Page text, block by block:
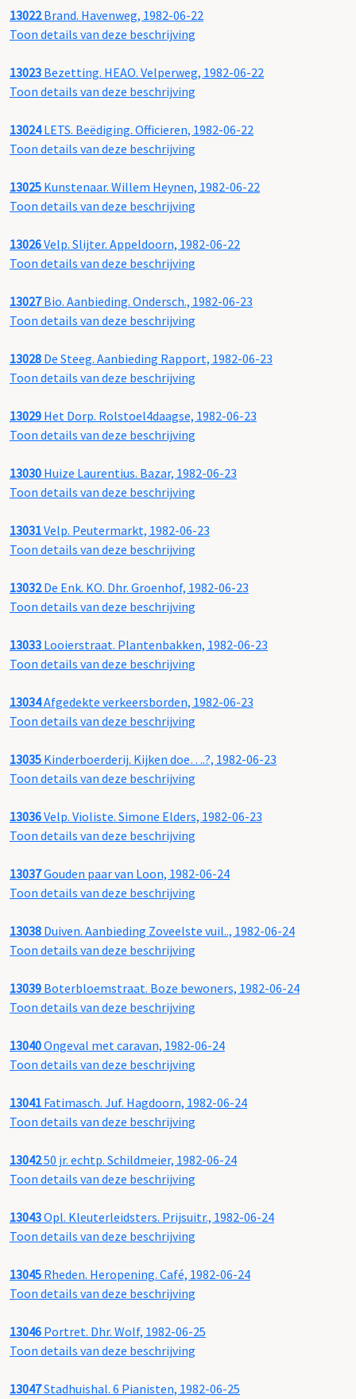
13022Brand. Havenweg, 1982-06-22
Toon details van deze beschrijving
13023 Bezetting. HEAO. Velperweg, 1982-06-22
Toon details van deze beschrijving
13024LETS. Beëdiging. Officieren, 1982-06-22
Toon details van deze beschrijving
13025 Kunstenaar. Willem Heynen, 1982-06-22
Toon details van deze beschrijving
13026Velp. Slijter. Appeldoorn, 1982-06-22
Toon details van deze beschrijving
13027Bio. Aanbieding. Ondersch., 1982-06-23
Toon details van deze beschrijving
13028 De Steeg. Aanbieding Rapport, 1982-06-23
Toon details van deze beschrijving
13029 Het Dorp. Rolstoel4daagse, 1982-06-23
Toon details van deze beschrijving
13030 Huize Laurentius. Bazar, 1982-06-23
Toon details van deze beschrijving
13031Velp. Peutermarkt, 1982-06-23
Toon details van deze beschrijving
13032De Enk. KO. Dhr. Groenhof, 1982-06-23
Toon details van deze beschrijving
13033 Looierstraat. Plantenbakken, 1982-06-23
Toon details van deze beschrijving
13034Afgedekte verkeersborden, 1982-06-23
Toon details van deze beschrijving
13035 Kinderboerderij. Kijken doe….?, 1982-06-23
Toon details van deze beschrijving
13036Velp. Violiste. Simone Elders, 1982-06-23
Toon details van deze beschrijving
13037Gouden paar van Loon, 1982-06-24
Toon details van deze beschrijving
13038 Duiven. Aanbieding Zoveelste vuil.., 1982-06-24
Toon details van deze beschrijving
13039 Boterbloemstraat. Boze bewoners, 1982-06-24
Toon details van deze beschrijving
13040Ongeval met caravan, 1982-06-24
Toon details van deze beschrijving
13041 Fatimasch. Juf. Hagdoorn, 1982-06-24
Toon details van deze beschrijving
1304250 jr. echtp. Schildmeier, 1982-06-24
Toon details van deze beschrijving
13043Opl. Kleuterleidsters. Prijsuitr., 1982-06-24
Toon details van deze beschrijving
13045 Rheden. Heropening. Café, 1982-06-24
Toon details van deze beschrijving
13046 Portret. Dhr. Wolf, 1982-06-25
Toon details van deze beschrijving
13047Stadhuishal. 6 Pianisten, 1982-06-25